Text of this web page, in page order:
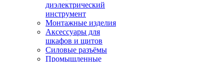
диэлектрический
инструмент
Монтажные изделия
Аксессуары для
шкафов и щитов
Силовые разъёмы
Промышленные